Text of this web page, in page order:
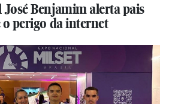
Benjamim alerta pais
perigo da internet